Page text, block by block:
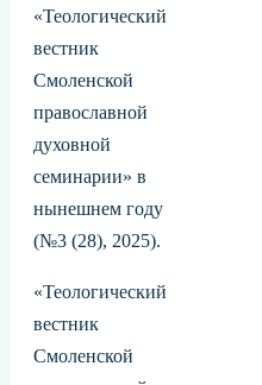
«Теологический
вестник
Смоленской
православной
духовной
семинарии» в
нынешнем году
(№3 (28), 2025).
«Теологический
вестник
Смоленской